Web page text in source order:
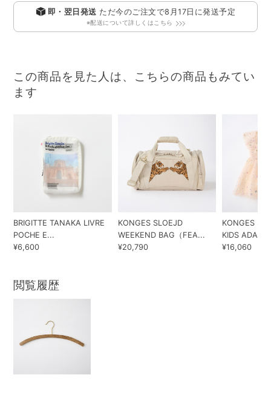
即・翌日発送 ただ今のご注文で8月17日 に発送予定
※配送について詳しくはこちら
この商品を見た人は、こちらの商品もみてい
ます
BRIGITTE TANAKA LIVRE
POCHE E...
¥6,600
KONGES SLOEJD
WEEKEND BAG（FEA...
¥20,790
KONGES
KIDS ADA...
¥16,060
閲覧履歴